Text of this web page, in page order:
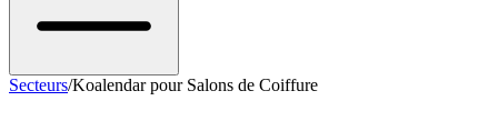
Secteurs/Koalendar pour Salons de Coiffure